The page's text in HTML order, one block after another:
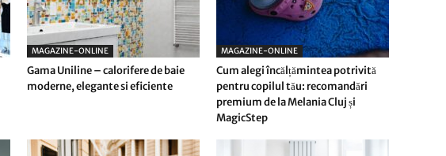
MAGAZINE-ONLINE
Gama Uniline – calorifere de baie
moderne, elegante si eficiente
MAGAZINE-ONLINE
Cum alegi încălțămintea potrivită
pentru copilul tău: recomandări
premium de la Melania Cluj și
MagicStep